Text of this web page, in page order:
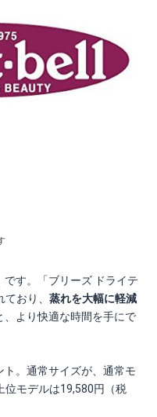
す。「ブリーズ ドライテ
おり、 蒸れを大幅に軽減
、より快適な時間を手にで
ト。通常サイズが、通常モ
位モデルは19,580円（税